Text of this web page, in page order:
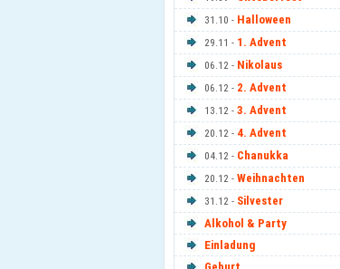
31.10 - Halloween
29.11 - 1. Advent
06.12 - Nikolaus
06.12 - 2. Advent
13.12 - 3. Advent
20.12 - 4. Advent
04.12 - Chanukka
20.12 - Weihnachten
31.12 - Silvester
Alkohol & Party
Einladung